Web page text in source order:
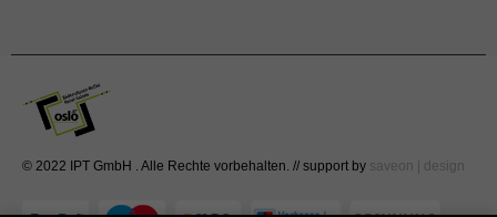
© 2022 IPT GmbH . Alle Rechte vorbehalten. // support by saveon | design